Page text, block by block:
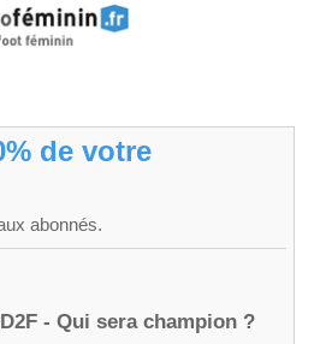
de votre
abonnés.
- Qui sera champion ?